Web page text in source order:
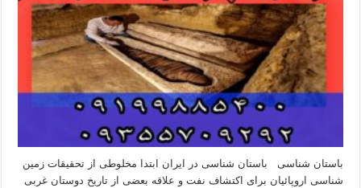
باستان شناسی باستان شناسی در ایران ابتدا مخلوطی از تحقیقات زمین
شناسی اروپائیان برای اکتشاف نفت و علاقه بعضی از تاریخ دوستان غربی